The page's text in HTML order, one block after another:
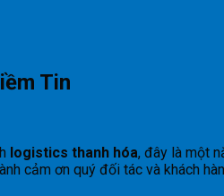
Tin
logistics thanh hóa, đây là một
cảm ơn quý đối tác và khách